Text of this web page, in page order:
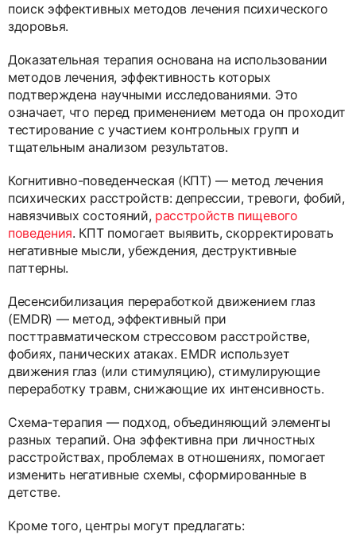
поиск эффективных методов лечения психического
здоровья.
Доказательная терапия основана на использовании
методов лечения, эффективность которых
подтверждена научными исследованиями. Это
означает, что перед применением метода он проходит
тестирование с участием контрольных групп и
тщательным анализом результатов.
Когнитивно-поведенческая (КПТ) — метод лечения
психических расстройств: депрессии, тревоги, фобий,
навязчивых состояний, расстройств пищевого
поведения. КПТ помогает выявить, скорректировать
негативные мысли, убеждения, деструктивные
паттерны.
Десенсибилизация переработкой движением глаз
(EMDR) — метод, эффективный при
посттравматическом стрессовом расстройстве,
фобиях, панических атаках. EMDR использует
движения глаз (или стимуляцию), стимулирующие
переработку травм, снижающие их интенсивность.
Схема-терапия — подход, объединяющий элементы
разных терапий. Она эффективна при личностных
расстройствах, проблемах в отношениях, помогает
изменить негативные схемы, сформированные в
детстве.
Кроме того, центры могут предлагать: